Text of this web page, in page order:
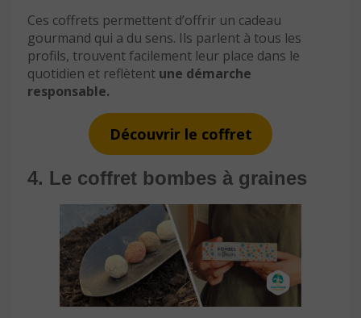
Ces coffrets permettent d’offrir un cadeau
gourmand qui a du sens. Ils parlent à tous les
profils, trouvent facilement leur place dans le
quotidien et reflètent une démarche
responsable.
Découvrir le coffret
4. Le coffret bombes à graines